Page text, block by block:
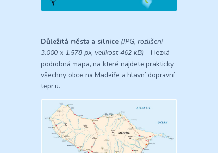
Důležitá města a silnice (JPG, rozlišení
3.000 x 1.578 px, velikost 462 kB) – Hezká
podrobná mapa, na které najdete prakticky
všechny obce na Madeiře a hlavní dopravní
tepnu.